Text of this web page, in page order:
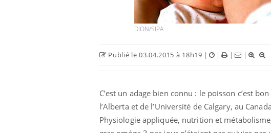
DION/SIPA
Publié le 03.04.2015 à 18h19 | | | |
C’est un adage bien connu : le poisson c’est
l’Alberta et de l’Université de Calgary, au
Physiologie appliquée, nutrition et
Comment éviter une otite
pendant les vacances ?
chez un touriste en France
Mortalité infantile : un
rapport s’interroge sur son
taux élevé en France